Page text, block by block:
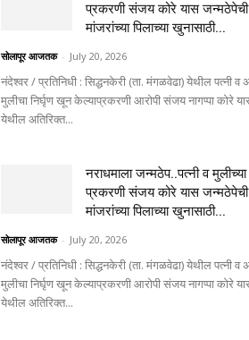
प्रकरणी संजय कोरे यास जन्मठेपेची
मांजरांच्या पिलाच्या खुनासाठी...
सोलापूर आजतक - July 20, 2026
नंदेश्वर / प्रतिनिधी : सिद्धनकेरी (ता. मंगळवेढा) येथील पत्नी व
मुलीचा निर्घृण खून केल्याप्रकरणी आरोपी संजय नागप्पा कोरे
येथील अतिरिक्त...
नराधमाला जन्मठेप..पत्नी व
प्रकरणी संजय कोरे यास जन्मठेपेची
मांजरांच्या पिलाच्या खुनासाठी...
सोलापूर आजतक - July 20, 2026
नंदेश्वर / प्रतिनिधी : सिद्धनकेरी (ता. मंगळवेढा) येथील पत्नी व
मुलीचा निर्घृण खून केल्याप्रकरणी आरोपी संजय नागप्पा कोरे
येथील अतिरिक्त...